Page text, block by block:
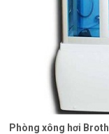
Phòng xông hơi